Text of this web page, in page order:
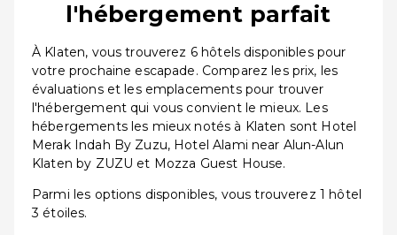
l'hébergement parfait
À Klaten, vous trouverez 6 hôtels disponibles pour
votre prochaine escapade. Comparez les prix, les
évaluations et les emplacements pour trouver
l'hébergement qui vous convient le mieux. Les
hébergements les mieux notés à Klaten sont Hotel
Merak Indah By Zuzu, Hotel Alami near Alun-Alun
Klaten by ZUZU et Mozza Guest House.
Parmi les options disponibles, vous trouverez 1 hôtel
3 étoiles.